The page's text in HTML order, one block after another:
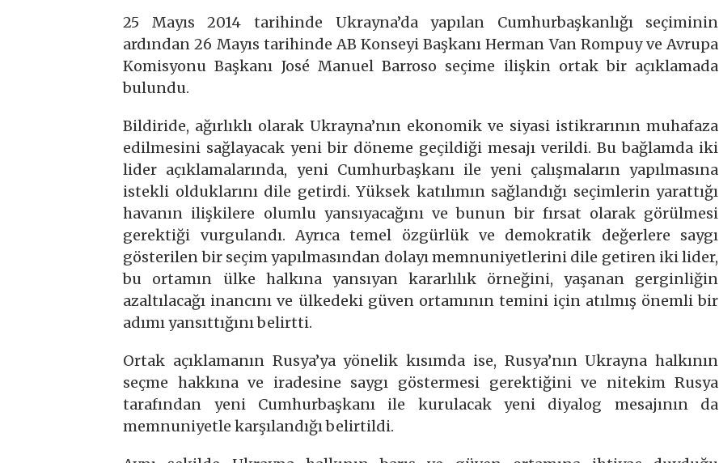
25 Mayıs 2014 tarihinde Ukrayna’da yapılan Cumhurbaşkanlığı seçiminin
ardından 26 Mayıs tarihinde AB Konseyi Başkanı Herman Van Rompuy ve Avrupa
Komisyonu Başkanı José Manuel Barroso seçime ilişkin ortak bir açıklamada
bulundu.
Bildiride, ağırlıklı olarak Ukrayna’nın ekonomik ve siyasi istikrarının muhafaza
edilmesini sağlayacak yeni bir döneme geçildiği mesajı verildi. Bu bağlamda iki
lider açıklamalarında, yeni Cumhurbaşkanı ile yeni çalışmaların yapılmasına
istekli olduklarını dile getirdi. Yüksek katılımın sağlandığı seçimlerin yarattığı
havanın ilişkilere olumlu yansıyacağını ve bunun bir fırsat olarak görülmesi
gerektiği vurgulandı. Ayrıca temel özgürlük ve demokratik değerlere saygı
gösterilen bir seçim yapılmasından dolayı memnuniyetlerini dile getiren iki lider,
bu ortamın ülke halkına yansıyan kararlılık örneğini, yaşanan gerginliğin
azaltılacağı inancını ve ülkedeki güven ortamının temini için atılmış önemli bir
adımı yansıttığını belirtti.
Ortak açıklamanın Rusya’ya yönelik kısımda ise, Rusya’nın Ukrayna halkının
seçme hakkına ve iradesine saygı göstermesi gerektiğini ve nitekim Rusya
tarafından yeni Cumhurbaşkanı ile kurulacak yeni diyalog mesajının da
memnuniyetle karşılandığı belirtildi.